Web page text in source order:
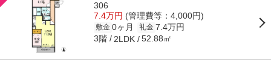
306
7.4万円 (管理費等：4,000円)
敷金 0ヶ月 礼金 7.4万円
3階 2LDK 52.88㎡